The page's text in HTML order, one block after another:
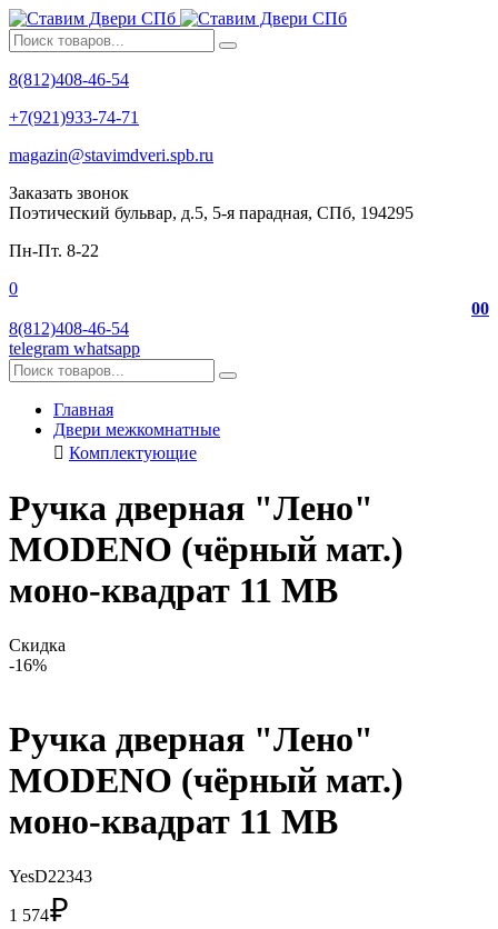
8(812)408-46-54
+7(921)933-74-71
magazin@stavimdveri.spb.ru
Заказать звонок
Поэтический бульвар, д.5, 5-я парадная, СПб, 194295
Пн-Пт. 8-22
0
00
8(812)408-46-54
telegram whatsapp
Главная
Двери межкомнатные
Комплектующие
Ручка дверная "Лено"
MODENO (чёрный мат.)
моно-квадрат 11 MB
Скидка
-16%
Ручка дверная "Лено"
MODENO (чёрный мат.)
моно-квадрат 11 MB
YesD22343
1 574₽